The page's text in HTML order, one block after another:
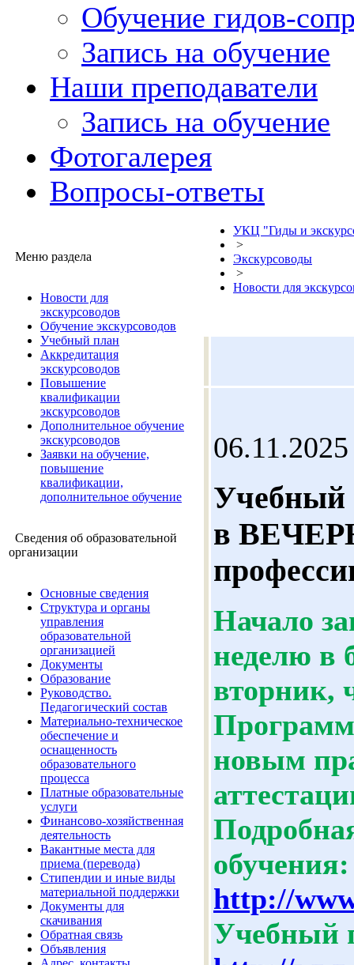
Обучение гидов-
Запись на обучение
Наши преподаватели
Запись на обучение
Фотогалерея
Вопросы-ответы
Меню раздела
Новости для
экскурсоводов
Обучение экскурсоводов
Учебный план
Аккредитация
экскурсоводов
Повышение
квалификации
экскурсоводов
Дополнительное обучение
экскурсоводов
Заявки на обучение,
повышение
квалификации,
дополнительное обучение
Сведения об образовательной
организации
Основные сведения
Структура и органы
управления
образовательной
организацией
Документы
Образование
Руководство.
Педагогический состав
Материально-техническое
обеспечение и
оснащенность
образовательного
процесса
Платные образовательные
услуги
Финансово-хозяйственная
деятельность
Вакантные места для
приема (перевода)
Стипендии и иные виды
материальной поддержки
Документы для
скачивания
Обратная связь
Объявления
УКЦ "Гиды и
>
Экскурсоводы
>
Новости для
06.11.2025
Учебный
в
Начало
неделю в
вторник,
новым
обучения:
http://
Учебный